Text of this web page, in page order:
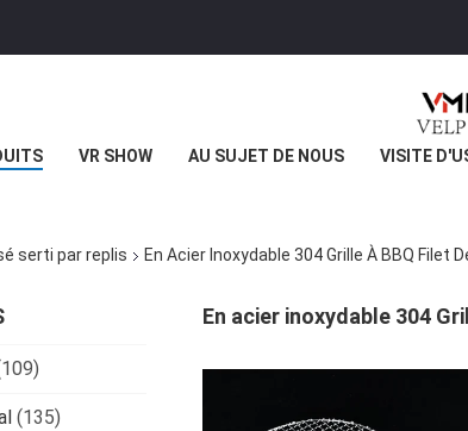
VR SHOW AU SUJET DE NOUS VISITE
serti par replis En Acier Inoxydable 304 Grille À BBQ Filet
(135)
En acier inoxydable 304